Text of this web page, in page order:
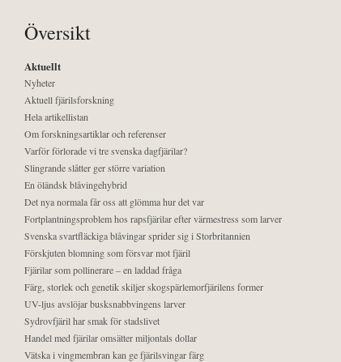
Översikt
Aktuellt
Nyheter
Aktuell fjärilsforskning
Hela artikellistan
Om forskningsartiklar och referenser
Varför förlorade vi tre svenska dagfjärilar?
Slingrande slåtter ger större variation
En öländsk blåvingehybrid
Det nya normala får oss att glömma hur det var
Fortplantningsproblem hos rapsfjärilar efter värmestress som larver
Svenska svartfläckiga blåvingar sprider sig i Storbritannien
Förskjuten blomning som försvar mot fjäril
Fjärilar som pollinerare – en laddad fråga
Färg, storlek och genetik skiljer skogspärlemorfjärilens former
UV-ljus avslöjar busksnabbvingens larver
Sydrovfjäril har smak för stadslivet
Handel med fjärilar omsätter miljontals dollar
Vätska i vingmembran kan ge fjärilsvingar färg